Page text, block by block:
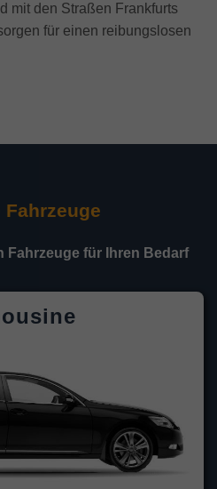
mit den Straßen Frankfurts
für einen reibungslosen
Fahrzeuge
Fahrzeuge für Ihren Bedarf